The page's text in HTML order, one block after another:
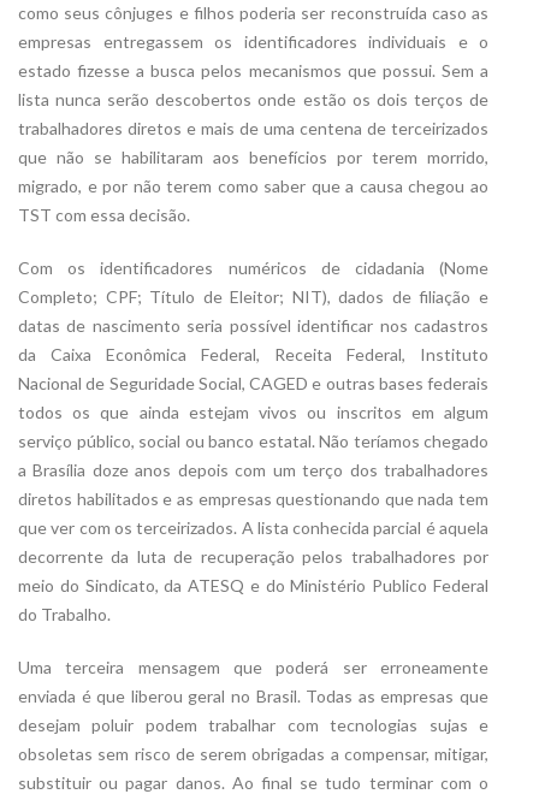
como seus cônjuges e filhos poderia ser reconstruída caso as
empresas entregassem os identificadores individuais e o
estado fizesse a busca pelos mecanismos que possui. Sem a
lista nunca serão descobertos onde estão os dois terços de
trabalhadores diretos e mais de uma centena de terceirizados
que não se habilitaram aos benefícios por terem morrido,
migrado, e por não terem como saber que a causa chegou ao
TST com essa decisão.
Com os identificadores numéricos de cidadania (Nome
Completo; CPF; Título de Eleitor; NIT), dados de filiação e
datas de nascimento seria possível identificar nos cadastros
da Caixa Econômica Federal, Receita Federal, Instituto
Nacional de Seguridade Social, CAGED e outras bases federais
todos os que ainda estejam vivos ou inscritos em algum
serviço público, social ou banco estatal. Não teríamos chegado
a Brasília doze anos depois com um terço dos trabalhadores
diretos habilitados e as empresas questionando que nada tem
que ver com os terceirizados. A lista conhecida parcial é aquela
decorrente da luta de recuperação pelos trabalhadores por
meio do Sindicato, da ATESQ e do Ministério Publico Federal
do Trabalho.
Uma terceira mensagem que poderá ser erroneamente
enviada é que liberou geral no Brasil. Todas as empresas que
desejam poluir podem trabalhar com tecnologias sujas e
obsoletas sem risco de serem obrigadas a compensar, mitigar,
substituir ou pagar danos. Ao final se tudo terminar com o